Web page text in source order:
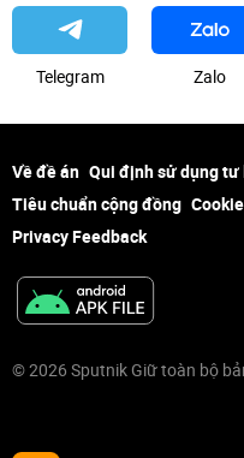
Telegram Zalo
Về đề án Qui định sử dụng tư
Tiêu chuẩn cộng đồng Cookie
Privacy Feedback
© 2026 Sputnik Giữ toàn bộ